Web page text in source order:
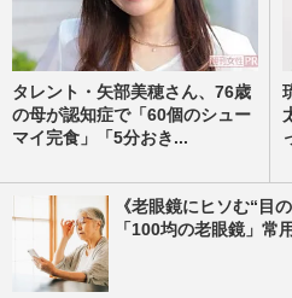
タレント・矢部美穂さん、76歳
の母が認知症で「60個のシュー
マイ完食」「5分おき...
《老眼鏡にヒソむ“目
「100均の老眼鏡」常